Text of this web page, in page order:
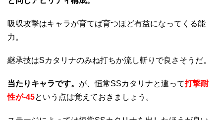
吸収攻撃はキャラが育てば育つほど有益になってくる能
力。
継承技はSカタリナのみね打ちか流し斬りで良さそうだ。
当たりキャラです。 が、恒常SSカタリナと違って打撃耐
性が-45という点は覚えておきましょう。